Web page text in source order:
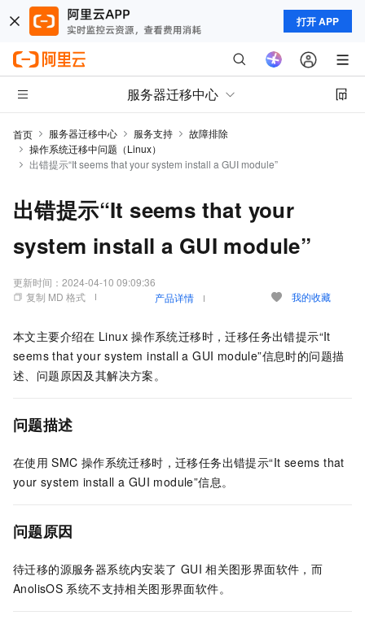
打开 APP
服务器迁移中心
首页 服务器迁移中心 服务支持
故障排除
操作系统迁移中问题（Linux）
出错提示“It seems that your system install a GUI module”
出错提示“It seems that your
system install a GUI module”
更新时间： 2024-04-10 09:09:36
复制 MD 格式
产品详情 我的收藏
本文主要介绍在 Linux 操作系统迁移时，迁移任务出错提示“It
seems that your system install a GUI module”信息时的问题描
述、问题原因及其解决方案。
问题描述
在使用 SMC 操作系统迁移时，迁移任务出错提示“It seems that
your system install a GUI module”信息。
问题原因
待迁移的源服务器系统内安装了 GUI 相关图形界面软件，而
AnolisOS 系统不支持相关图形界面软件。